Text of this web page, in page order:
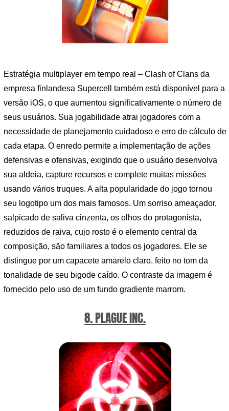
Estratégia multiplayer em tempo real – Clash of Clans da
empresa finlandesa Supercell também está disponível para a
versão iOS, o que aumentou significativamente o número de
seus usuários. Sua jogabilidade atrai jogadores com a
necessidade de planejamento cuidadoso e erro de cálculo de
cada etapa. O enredo permite a implementação de ações
defensivas e ofensivas, exigindo que o usuário desenvolva
sua aldeia, capture recursos e complete muitas missões
usando vários truques. A alta popularidade do jogo tornou
seu logotipo um dos mais famosos. Um sorriso ameaçador,
salpicado de saliva cinzenta, os olhos do protagonista,
reduzidos de raiva, cujo rosto é o elemento central da
composição, são familiares a todos os jogadores. Ele se
distingue por um capacete amarelo claro, feito no tom da
tonalidade de seu bigode caído. O contraste da imagem é
fornecido pelo uso de um fundo gradiente marrom.
8. PLAGUE INC.